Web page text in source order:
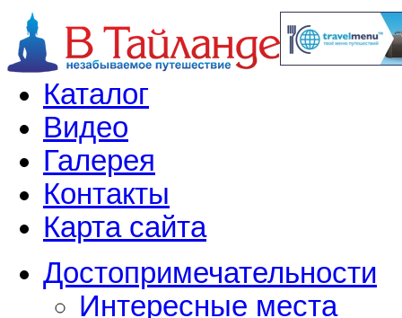
Каталог
Видео
Галерея
Контакты
Карта сайта
Достопримечательности
Интересные места